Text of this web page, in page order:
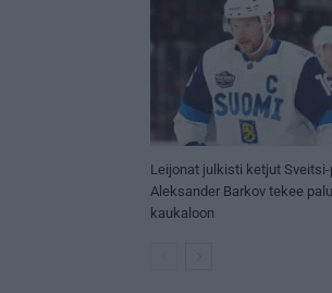
Leijonat julkisti ketjut
Aleksander Barkov tekee
kaukaloon